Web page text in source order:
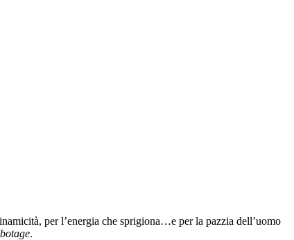
per l’energia che sprigiona…e per la pazzia dell’uomo
.